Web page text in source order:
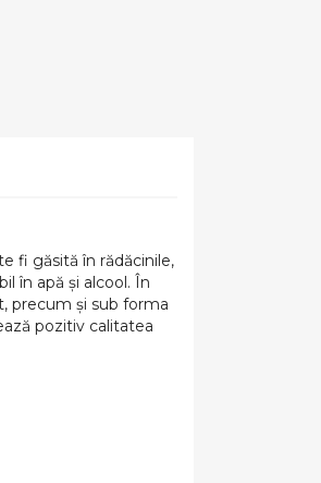
fi găsită în rădăcinile,
în apă și alcool. În
precum și sub forma
pozitiv calitatea